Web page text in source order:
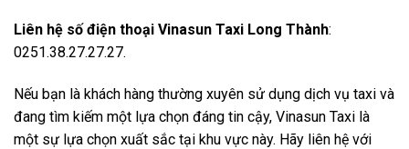
Liên hệ số điện thoại Vinasun Taxi Long Thành:
0251.38.27.27.27.
Nếu bạn là khách hàng thường xuyên sử dụng dịch vụ taxi và
đang tìm kiếm một lựa chọn đáng tin cậy, Vinasun Taxi là
một sự lựa chọn xuất sắc tại khu vực này. Hãy liên hệ với